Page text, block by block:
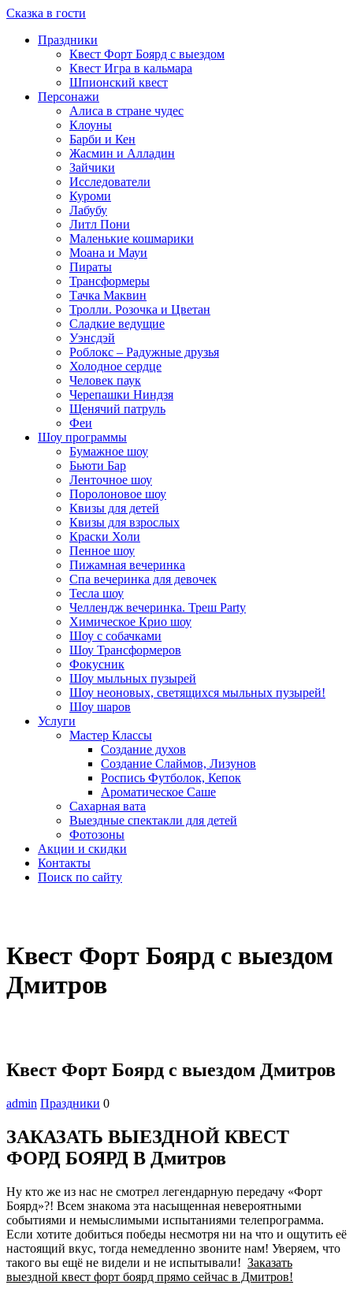
Сказка в гости
Праздники
Квест Форт Боярд с выездом
Квест Игра в кальмара
Шпионский квест
Персонажи
Алиса в стране чудес
Клоуны
Барби и Кен
Жасмин и Алладин
Зайчики
Исследователи
Куроми
Лабубу
Литл Пони
Маленькие кошмарики
Моана и Мауи
Пираты
Трансформеры
Тачка Маквин
Тролли. Розочка и Цветан
Сладкие ведущие
Уэнсдэй
Роблокс – Радужные друзья
Холодное сердце
Человек паук
Черепашки Ниндзя
Щенячий патруль
Феи
Шоу программы
Бумажное шоу
Бьюти Бар
Ленточное шоу
Поролоновое шоу
Квизы для детей
Квизы для взрослых
Краски Холи
Пенное шоу
Пижамная вечеринка
Спа вечеринка для девочек
Тесла шоу
Челлендж вечеринка. Треш Party
Химическое Крио шоу
Шоу с собачками
Шоу Трансформеров
Фокусник
Шоу мыльных пузырей
Шоу неоновых, светящихся мыльных пузырей!
Шоу шаров
Услуги
Мастер Классы
Создание духов
Создание Слаймов, Лизунов
Роспись Футболок, Кепок
Ароматическое Саше
Сахарная вата
Выездные спектакли для детей
Фотозоны
Акции и скидки
Контакты
Поиск по сайту
Квест Форт Боярд с выездом
Дмитров
Квест Форт Боярд с выездом Дмитров
admin Праздники 0
ЗАКАЗАТЬ ВЫЕЗДНОЙ КВЕСТ
ФОРД БОЯРД В Дмитров
Ну кто же из нас не смотрел легендарную передачу «Форт
Боярд»?! Всем знакома эта насыщенная невероятными
событиями и немыслимыми испытаниями телепрограмма.
Если хотите добиться победы несмотря ни на что и ощутить её
настоящий вкус, тогда немедленно звоните нам! Уверяем, что
такого вы ещё не видели и не испытывали! Заказать
выездной квест форт боярд прямо сейчас в Дмитров!